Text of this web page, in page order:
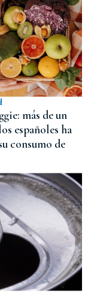
más de un
españoles ha
consumo de